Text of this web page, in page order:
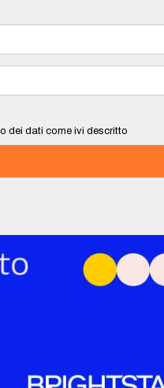
dei dati come ivi descritto